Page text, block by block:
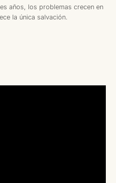
años, los problemas crecen en
la única salvación.